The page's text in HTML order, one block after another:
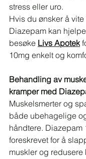
stress eller uro.
Hvis du ønsker å
Diazepam kan
besøke Livs Apotek
10mg enkelt og
Behandling av
kramper med
Muskelsmerter og
både ubehagelige
håndtere. Diazepam
foreskrevet for å
muskler og redusere